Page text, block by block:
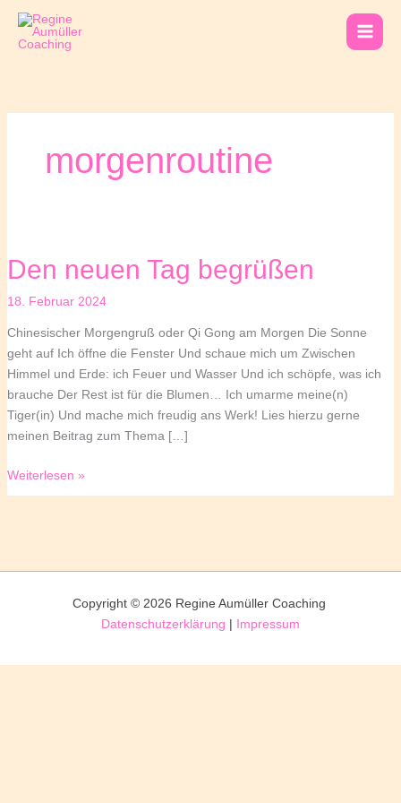
Inhalt
springen
morgenroutine
Den neuen Tag begrüßen
18. Februar 2024
Chinesischer Morgengruß oder Qi Gong am Morgen Die Sonne
geht auf Ich öffne die Fenster Und schaue mich um Zwischen
Himmel und Erde: ich Feuer und Wasser Und ich schöpfe, was ich
brauche Der Rest ist für die Blumen… Ich umarme meine(n)
Tiger(in) Und mache mich freudig ans Werk! Lies hierzu gerne
meinen Beitrag zum Thema […]
Den
neuen
Weiterlesen »
Copyright © 2026 Regine Aumüller Coaching
Datenschutzerklärung | Impressum